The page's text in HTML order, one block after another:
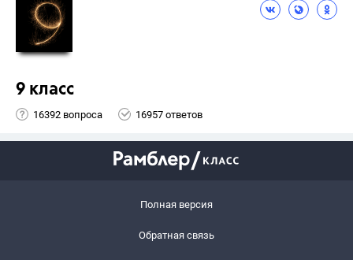
9 класс
16392 вопроса 16957 ответов
Полная версия
Обратная связь